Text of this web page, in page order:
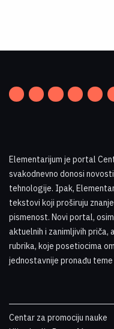
Elementarijum je portal
svakodnevno donosi
tehnologije. Ipak,
tekstovi koji proširuju
pismenost. Novi portal,
aktuelnih i zanimljivih priča,
rubrika, koje posetiocima
jednostavnije pronađu
Centar za promociju nauke